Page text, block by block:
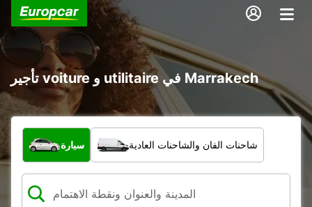
تأجير voiture و utilitaire في Marrakech
ما نوع المركبة؟
سيارة شاحنات الفان والشاحنات العادية